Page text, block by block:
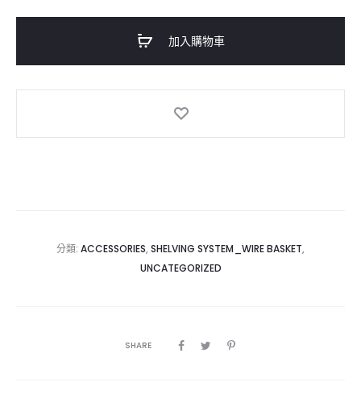
量
加入購物車
分類: ACCESSORIES, SHELVING SYSTEM_WIRE BASKET,
UNCATEGORIZED
SHARE